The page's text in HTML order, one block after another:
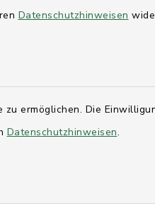
Datenschutzhinweisen
ermöglichen. Die
Datenschutzhinweisen.
Mittwoch:
115